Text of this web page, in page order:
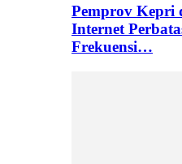
Pemprov Kepri
Internet
Frekuensi…